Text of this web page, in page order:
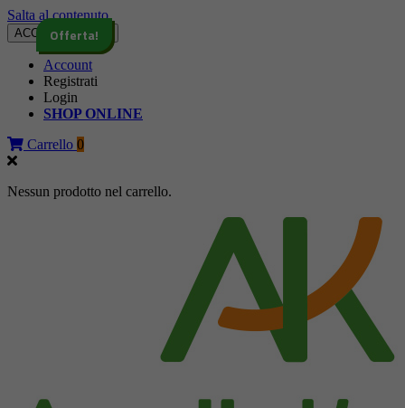
Salta al contenuto
ACCCEDI - SHOP
Account
Registrati
Login
SHOP ONLINE
Carrello 0
Nessun prodotto nel carrello.
Offerta!